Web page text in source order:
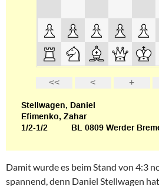
Damit wurde es beim Stand von 4:3
spannend, denn Daniel Stellwagen